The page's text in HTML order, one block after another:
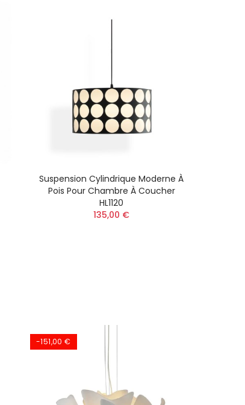
Suspension Cylindrique Moderne À
Pois Pour Chambre À Coucher
HL1120
135,00 €
-151,00 €